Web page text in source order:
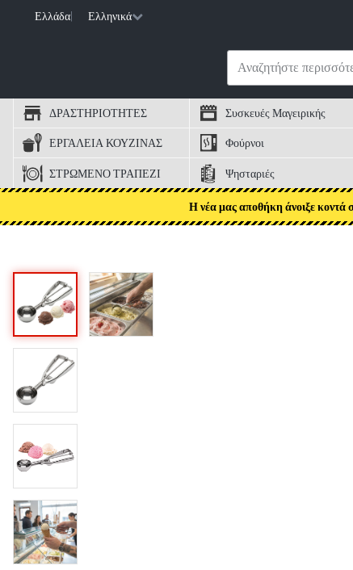
Ελλάδα Ελληνικά
ΔΡΑΣΤΗΡΙΟΤΗΤΕΣ Συσκευές Μαγειρικής
ΕΡΓΑΛΕΙΑ ΚΟΥΖΙΝΑΣ Φούρνοι
ΣΤΡΩΜΕΝΟ ΤΡΑΠΕΖΙ Ψησταριές
Η νέα μας αποθήκη άνοιξε κοντά